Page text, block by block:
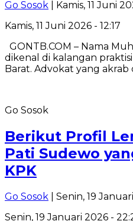
Go Sosok | Kamis, 11 Juni
Kamis, 11 Juni 2026 - 12:17
GONTB.COM – Nama
dikenal di kalangan
Barat. Advokat yang
Go Sosok
Berikut Profil
Pati Sudewo
KPK
Go Sosok | Senin, 19
Senin, 19 Januari 2026 -